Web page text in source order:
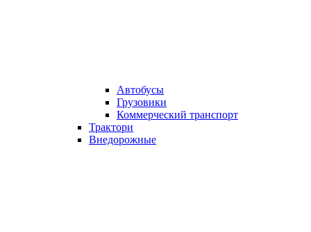
Автобусы
Грузовики
Коммерческий транспорт
Трактори
Внедорожные